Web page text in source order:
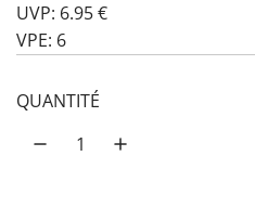
UVP: 6.95 €
VPE: 6
QUANTITÉ